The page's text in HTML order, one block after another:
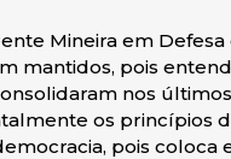
Mineira em
mantidos, pois
nos
os princípios
pois coloca